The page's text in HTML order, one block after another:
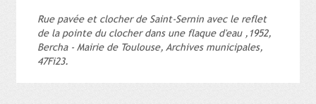
Rue pavée et clocher de Saint-Sernin avec le reflet
de la pointe du clocher dans une flaque d'eau ,1952,
Bercha - Mairie de Toulouse, Archives municipales,
47Fi23.